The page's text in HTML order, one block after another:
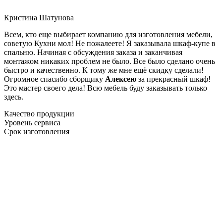
Кристина Шатунова
Всем, кто еще выбирает компанию для изготовления мебели,
советую Кухни мол! Не пожалеете! Я заказывала шкаф-купе в
спальню. Начиная с обсуждения заказа и заканчивая
монтажом никаких проблем не было. Все было сделано очень
быстро и качественно. К тому же мне ещё скидку сделали!
Огромное спасибо сборщику Алексею за прекрасный шкаф!
Это мастер своего дела! Всю мебель буду заказывать только
здесь.
Качество продукции
Уровень сервиса
Срок изготовления